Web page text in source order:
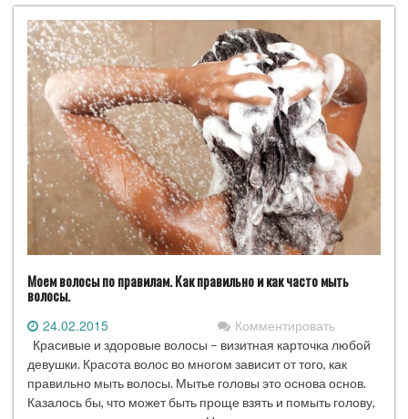
Моем волосы по правилам. Как правильно и как часто мыть
волосы.
24.02.2015 Комментировать
Красивые и здоровые волосы – визитная карточка любой
девушки. Красота волос во многом зависит от того, как
правильно мыть волосы. Мытье головы это основа основ.
Казалось бы, что может быть проще взять и помыть голову,